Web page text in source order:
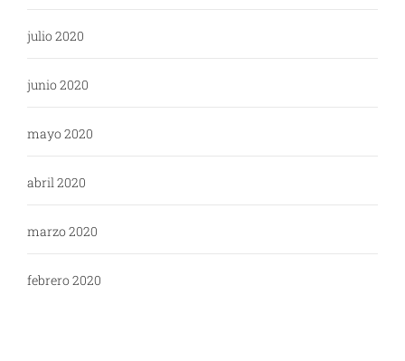
julio 2020
junio 2020
mayo 2020
abril 2020
marzo 2020
febrero 2020